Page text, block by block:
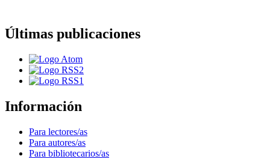
Últimas publicaciones
Información
Para lectores/as
Para autores/as
Para bibliotecarios/as